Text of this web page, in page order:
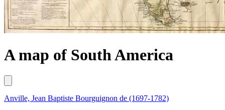
A map of South America
Anville, Jean Baptiste Bourguignon de (1697-1782)